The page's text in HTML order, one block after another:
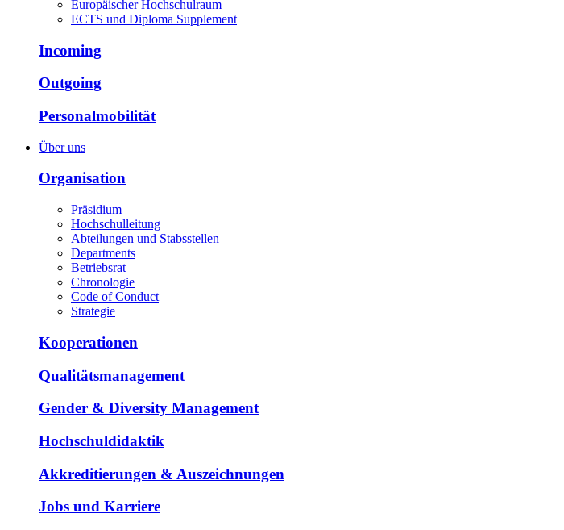
Europäischer Hochschulraum
ECTS und Diploma Supplement
Incoming
Outgoing
Personalmobilität
Über uns
Organisation
Präsidium
Hochschulleitung
Abteilungen und Stabsstellen
Departments
Betriebsrat
Chronologie
Code of Conduct
Strategie
Kooperationen
Qualitätsmanagement
Gender & Diversity Management
Hochschuldidaktik
Akkreditierungen & Auszeichnungen
Jobs und Karriere